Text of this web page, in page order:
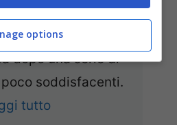
vincere a San Siro
dopo una serie di
soddisfacenti.
tutto
options